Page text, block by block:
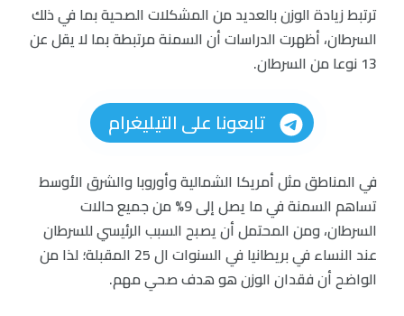
ترتبط زيادة الوزن بالعديد من المشكلات الصحية بما في ذلك
السرطان، أظهرت الدراسات أن السمنة مرتبطة بما لا يقل عن
13 نوعا من السرطان.
تابعونا على التيليغرام
في المناطق مثل أمريكا الشمالية وأوروبا والشرق الأوسط
تساهم السمنة في ما يصل إلى 9% من جميع حالات
السرطان، ومن المحتمل أن يصبح السبب الرئيسي للسرطان
عند النساء في بريطانيا في السنوات ال 25 المقبلة؛ لذا من
الواضح أن فقدان الوزن هو هدف صحي مهم.